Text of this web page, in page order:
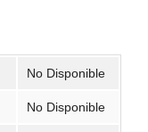
No Disponible
No Disponible